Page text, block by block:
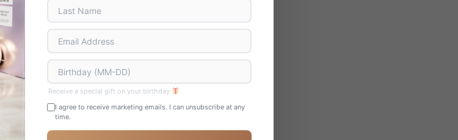
Receive a special gift on your birthday
I agree to receive marketing emails. I can unsubscribe at any
time.